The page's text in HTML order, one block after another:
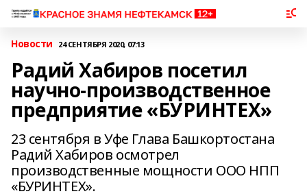
Новости 24 СЕНТЯБРЯ 2020, 07:13
Радий Хабиров посетил
научно-производственное
предприятие «БУРИНТЕХ»
23 сентября в Уфе Глава Башкортостана
Радий Хабиров осмотрел
производственные мощности ООО НПП
«БУРИНТЕХ».